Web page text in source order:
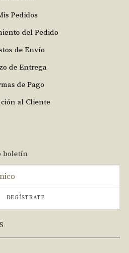
Pedidos
del Pedido
de Envío
de Entrega
de Pago
al Cliente
boletín
REGÍSTRATE